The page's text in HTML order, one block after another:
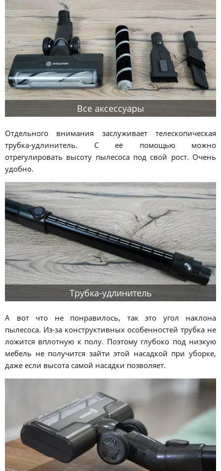
Все аксессуары
Отдельного внимания заслуживает телескопическая
трубка-удлинитель. С её помощью можно
отрегулировать высоту пылесоса под свой рост. Очень
удобно.
Трубка-удлинитель
А вот что не понравилось, так это угол наклона
пылесоса. Из-за конструктивных особенностей трубка не
ложится вплотную к полу. Поэтому глубоко под низкую
мебель не получится зайти этой насадкой при уборке,
даже если высота самой насадки позволяет.